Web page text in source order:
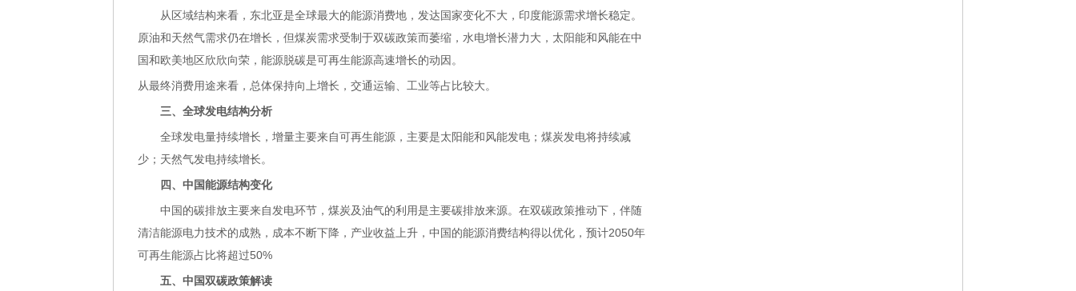
从区域结构来看，东北亚是全球最大的能源消费地，发达国家变化不大，印度能源需求增长稳定。
原油和天然气需求仍在增长，但煤炭需求受制于双碳政策而萎缩，水电增长潜力大，太阳能和风能在中
国和欧美地区欣欣向荣，能源脱碳是可再生能源高速增长的动因。
从最终消费用途来看，总体保持向上增长，交通运输、工业等占比较大。
三、全球发电结构分析
全球发电量持续增长，增量主要来自可再生能源，主要是太阳能和风能发电；煤炭发电将持续减
少；天然气发电持续增长。
四、中国能源结构变化
中国的碳排放主要来自发电环节，煤炭及油气的利用是主要碳排放来源。在双碳政策推动下，伴随
清洁能源电力技术的成熟，成本不断下降，产业收益上升，中国的能源消费结构得以优化，预计2050年
可再生能源占比将超过50%
五、中国双碳政策解读